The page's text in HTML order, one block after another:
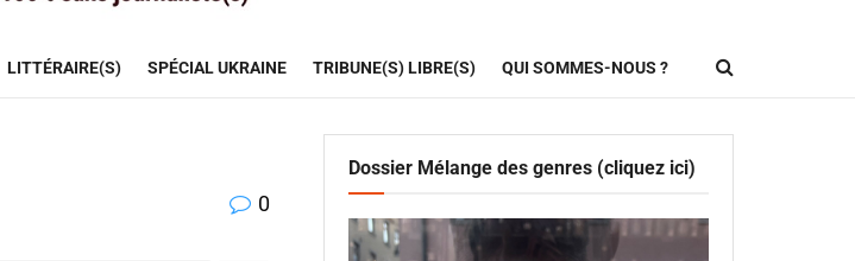
LITTÉRAIRE(S) SPÉCIAL UKRAINE TRIBUNE(S) LIBRE(S) QUI SOMMES-NOUS ?
0
Dossier Mélange des genres (cliquez ici)